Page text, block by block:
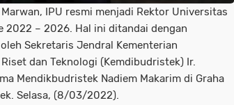
IPU resmi menjadi Rektor Universitas
2022 – 2026. Hal ini ditandai dengan
Sekretaris Jendral Kementerian
dan Teknologi (Kemdibudristek) Ir.
Mendikbudristek Nadiem Makarim di Graha
Selasa, (8/03/2022).